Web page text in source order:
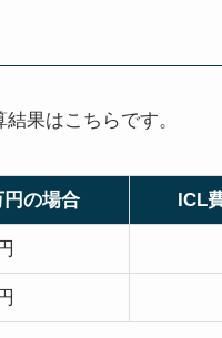
果はこちらです。
円の場合 ICL